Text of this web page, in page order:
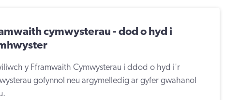
cymwysterau - dod o hyd i
y Fframwaith Cymwysterau i ddod o hyd i'r
gofynnol neu argymelledig ar gyfer gwahanol